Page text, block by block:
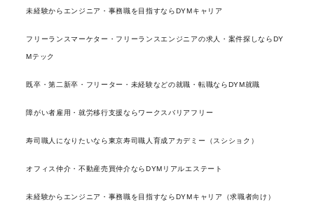
未経験からエンジニア・事務職を目指すならDYMキャリア
フリーランスマーケター・フリーランスエンジニアの求人・案件探しならDY
Mテック
既卒・第二新卒・フリーター・未経験などの就職・転職ならDYM就職
障がい者雇用・就労移行支援ならワークスバリアフリー
寿司職人になりたいなら東京寿司職人育成アカデミー（スシショク）
オフィス仲介・不動産売買仲介ならDYMリアルエステート
未経験からエンジニア・事務職を目指すならDYMキャリア（求職者向け）